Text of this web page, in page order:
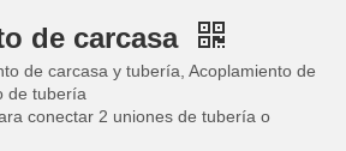
de carcasa
de carcasa y tubería, Acoplamiento de
de tubería
conectar 2 uniones de tubería o